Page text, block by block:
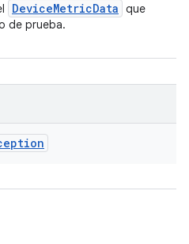
DeviceMetricData que
de prueba.